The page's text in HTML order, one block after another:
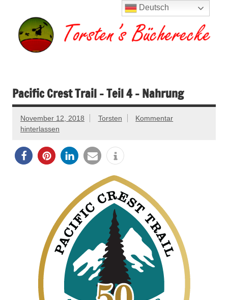
springen
Pacific Crest Trail – Teil 4 – Nahrung
November 12, 2018 Torsten
Kommentar
hinterlassen
Deutsch